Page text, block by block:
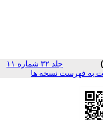
جلد ۳۲ شماره ۱۱
به فهرست نسخه ها